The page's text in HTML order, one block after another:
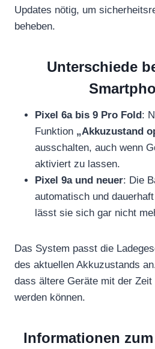
Updates nötig, um
beheben.
Unterschiede
Pixel 6a bis 9 Pro Fold:
Funktion „Akkuzustand
ausschalten, auch wenn
aktiviert zu lassen.
Pixel 9a und neuer: Die
automatisch und
lässt sie sich gar nicht
Das System passt die
des aktuellen Akkuzustands
dass ältere Geräte mit der Zeit
werden können.
Informationen